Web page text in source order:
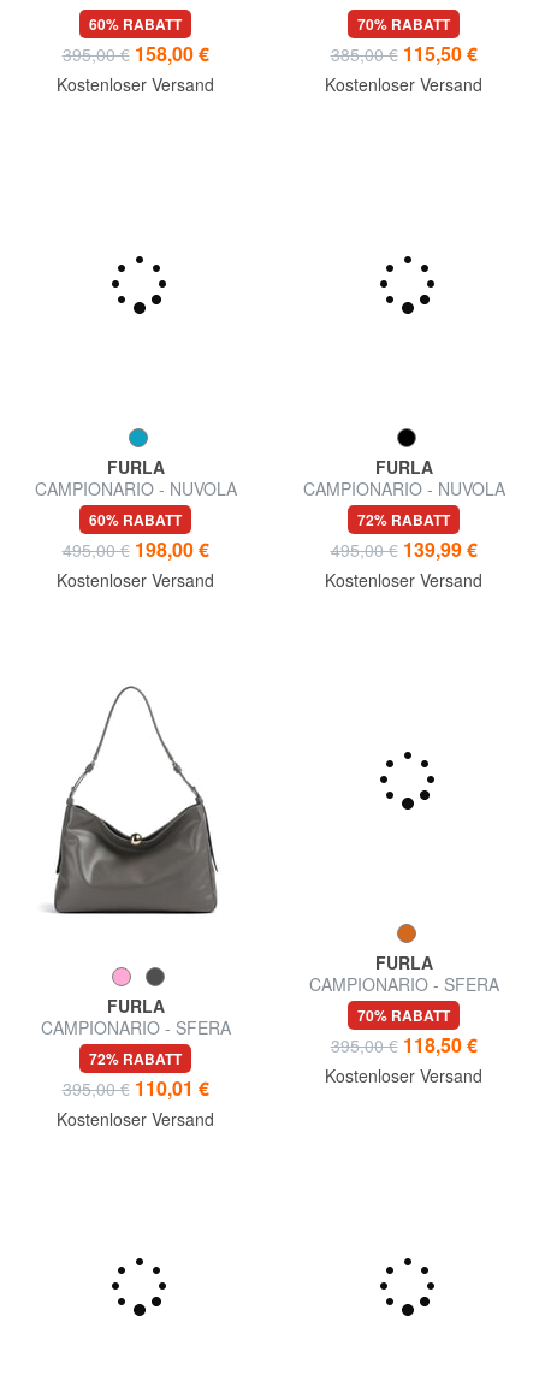
FURLA
CAMPIONARIO - FLOW Mini-
Handtasche mit
Schulterriemen
60% RABATT
395,00 € 158,00 €
FURLA
CAMPIONARIO - SFERA
Mikro-Schultertasche
70% RABATT
385,00 € 115,50 €
FURLA
CAMPIONARIO - NUVOLA
Umhängetasche
60% RABATT
FURLA
CAMPIONARIO - NUVOLA
halbstarre Ledertasche
72% RABATT
FURLA
CAMPIONARIO - SFERA
SOFT Schultertasche, Leder,
Hergestellt in Italien
72% RABATT
395,00 € 110,01 €
FURLA
CAMPIONARIO - SFERA
SOFT L Schultertasche, Leder
70% RABATT